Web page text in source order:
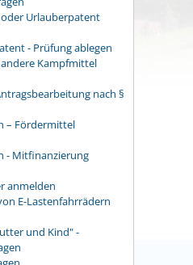
oder Urlauberpatent
- Prüfung ablegen
Kampfmittel
nach §
– Fördermittel
- Mitfinanzierung
anmelden
E-Lastenfahrrädern
und Kind" -